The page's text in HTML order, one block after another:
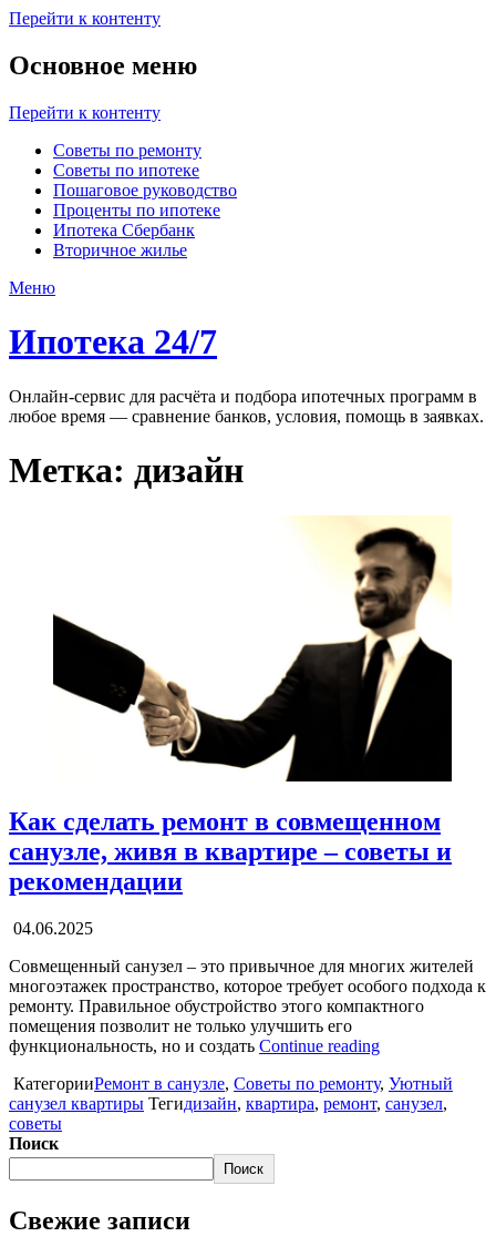
Перейти к контенту
Основное меню
Перейти к контенту
Советы по ремонту
Советы по ипотеке
Пошаговое руководство
Проценты по ипотеке
Ипотека Сбербанк
Вторичное жилье
Меню
Ипотека 24/7
Онлайн-сервис для расчёта и подбора ипотечных программ в
любое время — сравнение банков, условия, помощь в заявках.
Метка: дизайн
Как сделать ремонт в совмещенном
санузле, живя в квартире – советы и
рекомендации
04.06.2025
Совмещенный санузел – это привычное для многих жителей
многоэтажек пространство, которое требует особого подхода к
ремонту. Правильное обустройство этого компактного
помещения позволит не только улучшить его
функциональность, но и создать Continue reading
КатегорииРемонт в санузле, Советы по ремонту, Уютный
санузел квартиры Тегидизайн, квартира, ремонт, санузел,
советы
Поиск
Поиск
Свежие записи